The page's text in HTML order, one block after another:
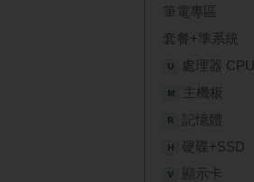
筆電專區
套餐+準系統
U 處理器 CPU
M 主機板
R 記憶體
H 硬碟+SSD
V
顯示卡